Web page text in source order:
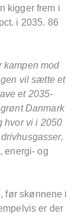
kigger frem i
i 2035. 86
kampen mod
vil sætte et
et 2035-
Danmark
hvor vi i 2050
energi- og
før skønnene i
er der